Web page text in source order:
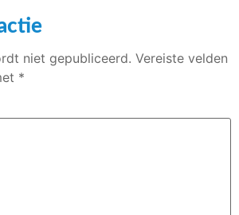
niet gepubliceerd. Vereiste velden
*